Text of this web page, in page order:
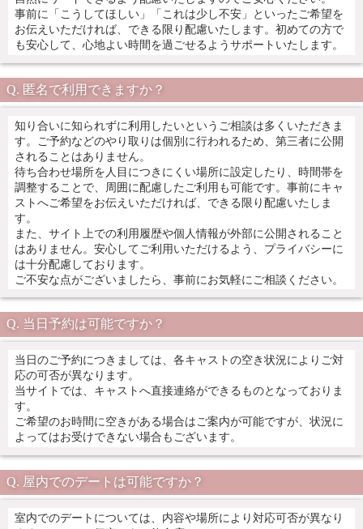
事前に「こうしてほしい」「これは少し不安」といったご希望を
お伝えいただければ、できる限り配慮いたします。初めての方で
も安心して、心地よい時間を過ごせるようサポートいたします。
匿名で利用できますか？
知り合いに知られずに利用したいというご相談は多くいただきま
す。ご予約などのやり取りは個別に行われるため、第三者に公開
されることはありません。
待ち合わせ場所を人目につきにくい場所に設定したり、時間帯を
調整することで、周囲に配慮したご利用も可能です。事前にキャ
ストへご希望をお伝えいただければ、できる限り配慮いたしま
す。
また、サイト上での利用履歴や個人情報が外部に公開されること
はありません。安心してご利用いただけるよう、プライバシーに
は十分配慮しております。
ご不安な点がございましたら、事前にお気軽にご相談ください。
当日予約は可能ですか？
当日のご予約につきましては、各キャストの空き状況によりご対
応の可否が異なります。
当サイトでは、キャストへ直接連絡ができるものとなっておりま
す。
ご希望のお時間に空きがある場合はご案内が可能ですが、状況に
よってはお受けできない場合もございます。
屋内でのデートは可能ですか？
室内でのデートについては、内容や場所により対応可否が異なり